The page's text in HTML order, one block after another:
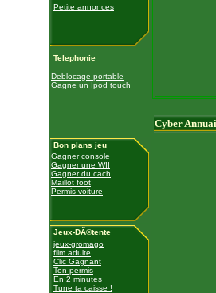
Petite annonces
Telephonie
Deblocage portable
Gagne un Ipod touch
Bon plans jeu
Gagner console
Gagner une WII
Gagner du cach
Maillot foot
Permis voiture
Jeux-DÃ©tente
jeux-gromago
film adulte
Clic Gagnant
Ton permis
En 2 minutes
Tune ta caisse !
Cyber